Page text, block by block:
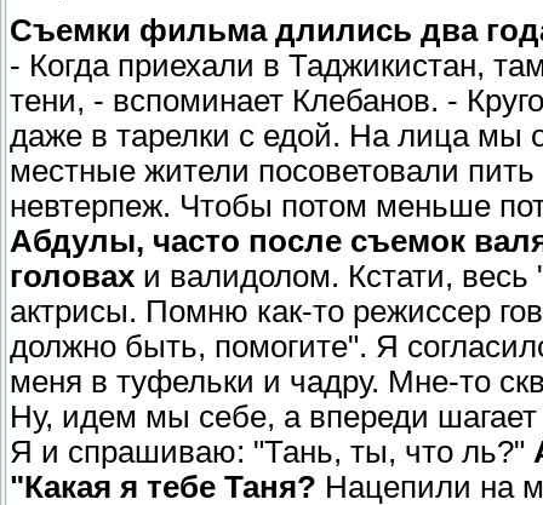
Съемки фильма длились два
- Когда приехали в Таджикистан,
тени, - вспоминает Клебанов. -
даже в тарелки с едой. На лица мы
местные жители посоветовали пить
невтерпеж. Чтобы потом меньше
Абдулы, часто после съемок
головах и валидолом. Кстати,
актрисы. Помню как-то режиссер
должно быть, помогите". Я
меня в туфельки и чадру. Мне-то
Ну, идем мы себе, а впереди
Я и спрашиваю: "Тань, ты, что ль?"
"Какая я тебе Таня? Нацепили на